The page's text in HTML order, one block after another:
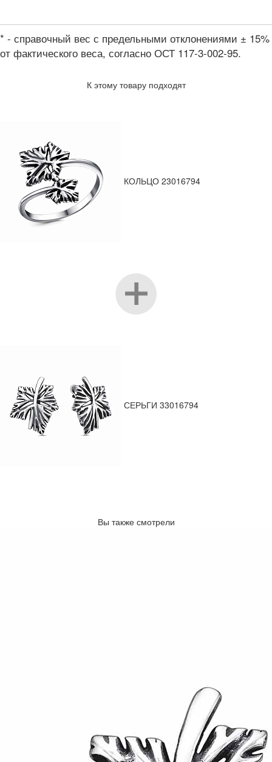
* - справочный вес с предельными отклонениями ± 15%
от фактического веса, согласно ОСТ 117-3-002-95.
К этому товару подходят
КОЛЬЦО 23016794
СЕРЬГИ 33016794
Вы также смотрели